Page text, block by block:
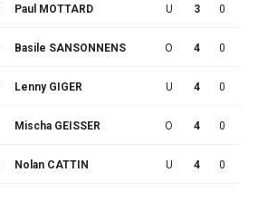
Paul MOTTARD U 3 0
Basile SANSONNENS O 4 0
Lenny GIGER U 4 0
Mischa GEISSER O 4 0
Nolan CATTIN U 4 0